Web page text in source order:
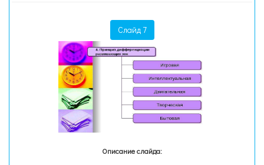
Слайд 7
Описание слайда: